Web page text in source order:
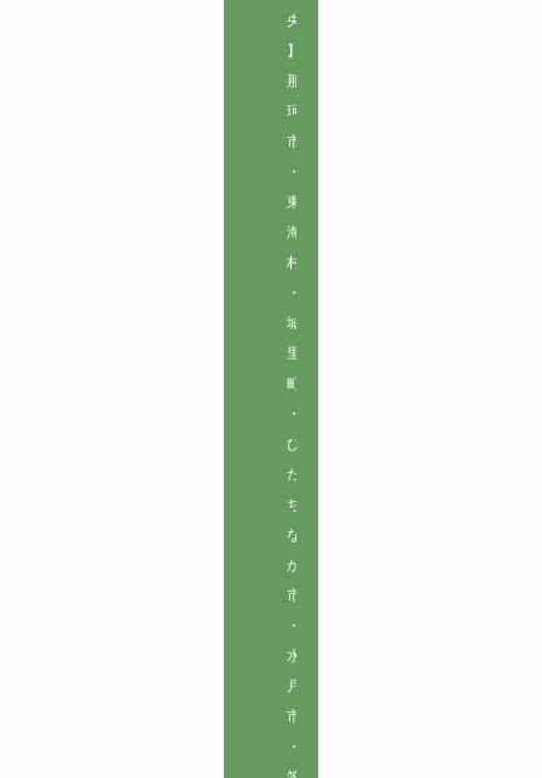
央
】
那
珂
市
・
東
海
村
・
城
里
町
・
ひ
た
ち
な
か
市
・
水
戸
市
・